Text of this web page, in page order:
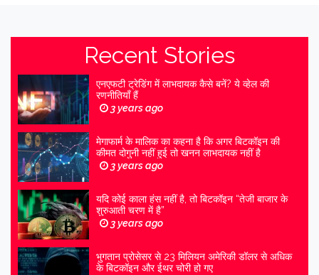
Recent Stories
एनएफटी ट्रेडिंग में लाभदायक कैसे बनें? ये व्हेल की
रणनीतियाँ हैं
3 years ago
मेगाफार्म के मालिक का कहना है कि अगर बिटकॉइन की
कीमत दोगुनी नहीं हुई तो खनन लाभदायक नहीं है
3 years ago
यदि कोई काला हंस नहीं है, तो बिटकॉइन “तेजी बाजार के
शुरुआती चरण में है”
3 years ago
भुगतान प्रोसेसर से 23 मिलियन अमेरिकी डॉलर से अधिक
के बिटकॉइन और ईथर चोरी हो गए